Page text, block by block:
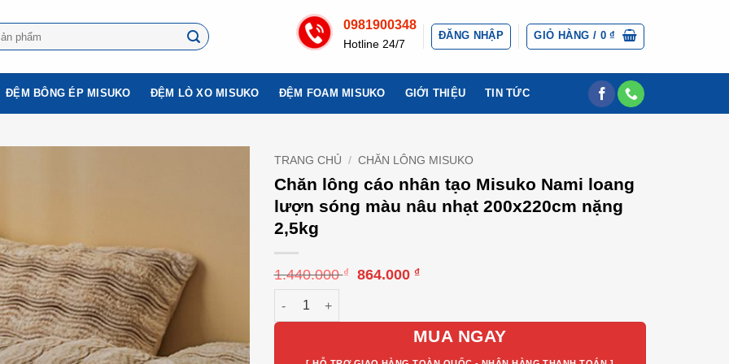
0981900348
Hotline 24/7
ĐĂNG NHẬP GIỎ HÀNG / 0₫
ĐỆM BÔNG ÉP MISUKO ĐỆM LÒ XO MISUKO ĐỆM FOAM MISUKO GIỚI THIỆU TIN TỨC
TRANG CHỦ / CHĂN LÔNG MISUKO
Chăn lông cáo nhân tạo Misuko Nami loang
lượn sóng màu nâu nhạt 200x220cm nặng
2,5kg
1.440.000₫
Giá
864.000 ₫Giá
864.000 ₫.
Chăn lông cáo nhân tạo Misuko Nami loang lượn sóng màu nâu nhạt
MUA NGAY